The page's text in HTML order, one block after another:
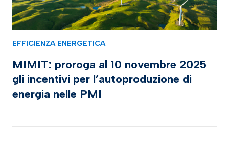
EFFICIENZA ENERGETICA
MIMIT: proroga al 10 novembre 2025
gli incentivi per l’autoproduzione di
energia nelle PMI